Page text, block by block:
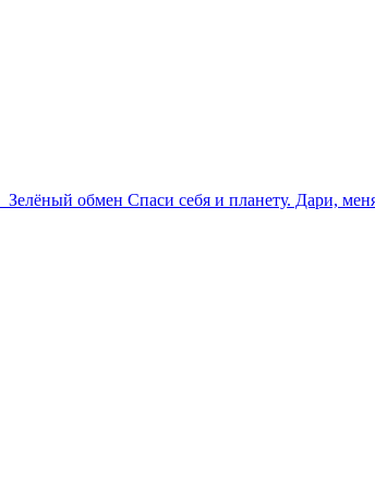
Зелёный обмен Спаси себя и планету. Дари,